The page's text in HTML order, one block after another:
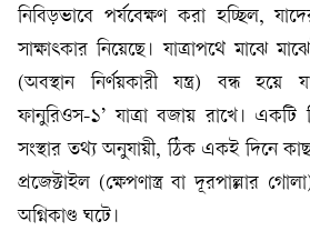
নিবিড়ভাবে পর্যবেক্ষণ করা হচ্ছিল,
সাক্ষাৎকার নিয়েছে। যাত্রাপথে মাঝে
(অবস্থান নির্ণয়কারী যন্ত্র) বন্ধ হয়ে
ফানুরিওস-১’ যাত্রা বজায় রাখে। একটি
সংস্থার তথ্য অনুযায়ী, ঠিক একই দিনে
প্রজেক্টাইল (ক্ষেপণাস্ত্র বা দূরপাল্লার
অগ্নিকাণ্ড ঘটে।